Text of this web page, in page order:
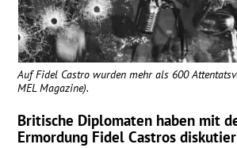
Auf Fidel Castro wurden mehr als 600
MELMagazine).
Britische Diplomaten haben mit
Ermordung Fidel Castros